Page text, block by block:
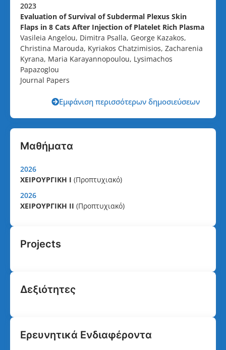
2023
Evaluation of Survival of Subdermal Plexus Skin
Flaps in 8 Cats After Injection of Platelet Rich Plasma
Vasileia Angelou, Dimitra Psalla, George Kazakos,
Christina Marouda, Kyriakos Chatzimisios, Zacharenia
Kyrana, Maria Karayannopoulou, Lysimachos
Papazoglou
Journal Papers
Εμφάνιση περισσότερων δημοσιεύσεων
Μαθήματα
2026
ΧΕΙΡΟΥΡΓΙΚΗ Ι (Προπτυχιακό)
2026
ΧΕΙΡΟΥΡΓΙΚΗ ΙΙ (Προπτυχιακό)
Projects
Δεξιότητες
Ερευνητικά Ενδιαφέροντα